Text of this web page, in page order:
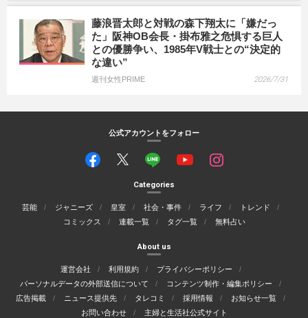
藤浪晋太郎と対戦の森下翔太に「嫌だっ
た」阪神OB会長・掛布雅之危惧する巨人
との優勝争い、1985年V戦士との“決定的
な違い”
週刊女性PRIME 2026/7/31
公式アカウントをフォロー
Categories
芸能 ジャニーズ 皇室 社会・事件 ライフ
トレンド
コミックス
連載一覧 タグ一覧 無料占い
About us
運営会社 利用規約
プライバシーポリシー
パーソナルデータの外部送信について
コンテンツ制作・編集ポリシー
広告掲載
ニュース提供先 タレコミ 採用情報
お知らせ一覧
お問い合わせ
主婦と生活社公式サイト